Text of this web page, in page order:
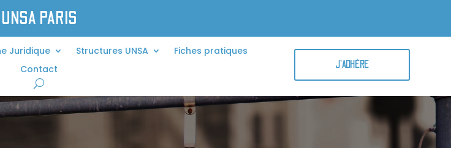
UNSA PARIS
Juridique Structures UNSA
Fiches pratiques
Contact
J'ADHÈRE